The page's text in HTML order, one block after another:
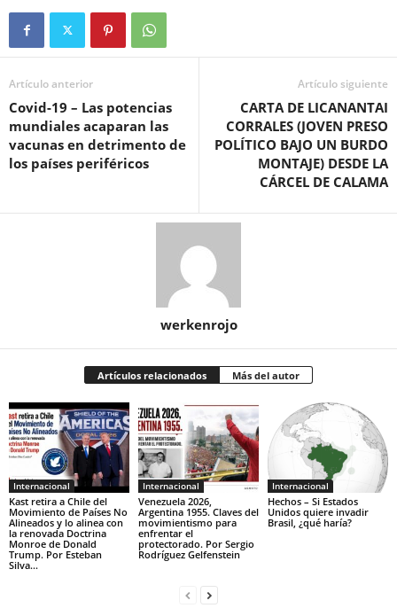
Artículo anterior
Covid-19 – Las potencias
mundiales acaparan las
vacunas en detrimento de
los países periféricos
Artículo siguiente
CARTA DE LICANANTAI
CORRALES (JOVEN PRESO
POLÍTICO BAJO UN BURDO
MONTAJE) DESDE LA
CÁRCEL DE CALAMA
werkenrojo
Artículos relacionados Más del autor
Internacional
Kast retira a Chile del
Movimiento de Países No
Alineados y lo alinea con
la renovada Doctrina
Monroe de Donald
Trump. Por Esteban
Silva...
Internacional
Venezuela 2026,
Argentina 1955. Claves del
movimientismo para
enfrentar el
protectorado. Por Sergio
Rodríguez Gelfenstein
Internacional
Hechos – Si Estados
Unidos quiere invadir
Brasil, ¿qué haría?